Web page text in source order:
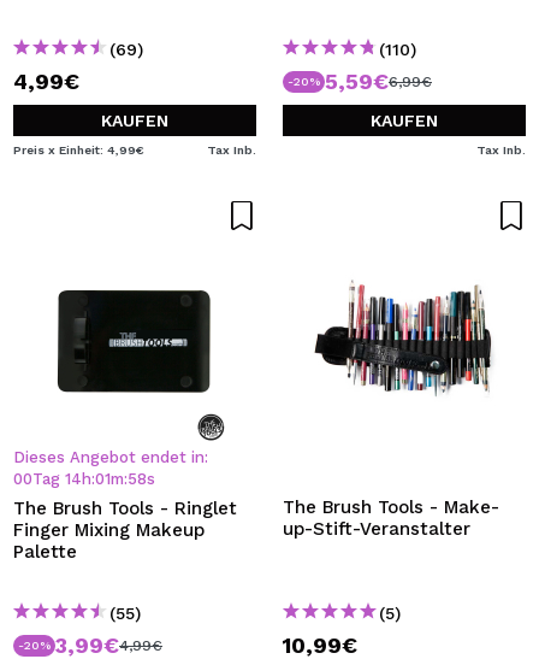
BENUTZERKONTO ERSTELLEN
(69)
4,99€
KAUFEN
Preis x Einheit: 4,99€ Tax Inb.
(110)
-20% 5,59€6,99€
KAUFEN
Tax Inb.
Dieses Angebot endet in:
00Tag 14 h:01m:57s
The Brush Tools - Ringlet
Finger Mixing Makeup
Palette
(55)
-20% 3,99€4,99€
The Brush Tools - Make-
up-Stift-Veranstalter
(5)
10,99€